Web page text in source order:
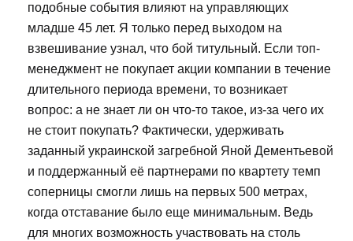
подобные события влияют на управляющих
младше 45 лет. Я только перед выходом на
взвешивание узнал, что бой титульный. Если топ-
менеджмент не покупает акции компании в течение
длительного периода времени, то возникает
вопрос: а не знает ли он что-то такое, из-за чего их
не стоит покупать? Фактически, удерживать
заданный украинской загребной Яной Дементьевой
и поддержанный её партнерами по квартету темп
соперницы смогли лишь на первых 500 метрах,
когда отставание было еще минимальным. Ведь
для многих возможность участвовать на столь